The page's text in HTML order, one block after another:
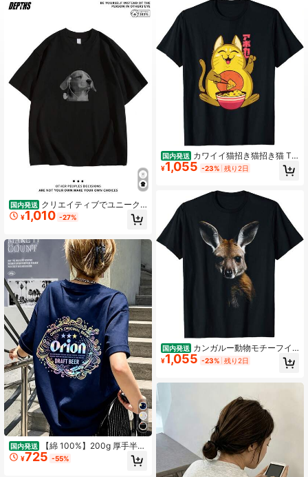
7 フォロワー
3.66
7 フォロワー
国内発送 クリエイティブでユニーク
な楽しい柄のラウンドネック半袖シ
ャツ,純綿ファッショントップ,通常使
アウターや重いね著に最适
¥1,010 -27%
国内発送
【綿 100%】200g 厚手半袖
t シャツレディース 夏服 y2k レイン
ボーオリオンビール紋章バックプリ
¥725 -55%
国内発送 カワイイ猫招き猫招き猫 T
シャツ
¥1,055 -23% 残り2日
国内発送 カンガルー動物モチーフイ
ラスト カンガルー。 Tシャツ
¥1,055 -23% 残り2日